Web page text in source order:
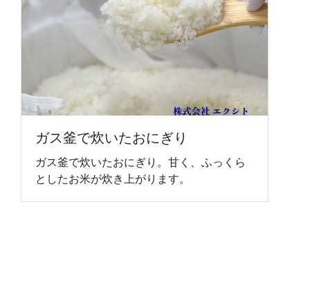
ガス釜で炊いたおにぎり
ガス釜で炊いたおにぎり。甘く、ふっくら
としたお米が炊き上がります。